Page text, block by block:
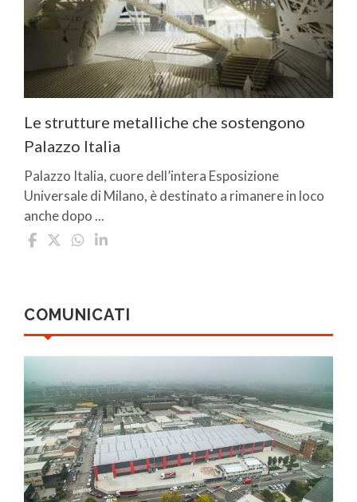
Le strutture metalliche che sostengono
Palazzo Italia
Palazzo Italia, cuore dell’intera Esposizione
Universale di Milano, è destinato a rimanere in loco
anche dopo ...
COMUNICATI